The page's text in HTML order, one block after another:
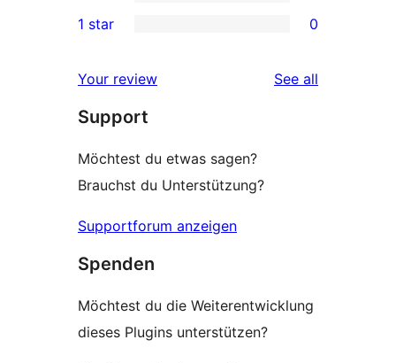
reviews
star
2-
reviews
star
reviews
1 star 0
Your review See all
Support
Möchtest du etwas sagen?
Brauchst du Unterstützung?
Supportforum anzeigen
Spenden
Möchtest du die Weiterentwicklung
dieses Plugins unterstützen?